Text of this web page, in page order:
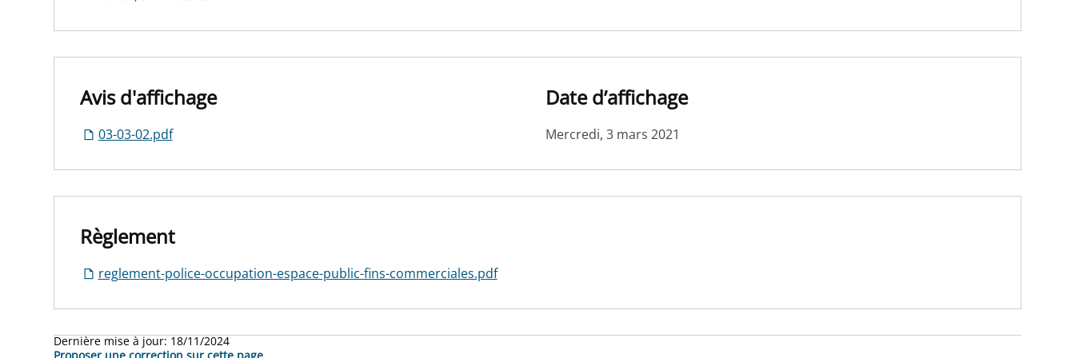
Avis d'affichage
03-03-02.pdf
Date d’affichage
Mercredi, 3 mars 2021
Règlement
reglement-police-occupation-espace-public-fins-commerciales.pdf
Dernière mise à jour: 18/11/2024